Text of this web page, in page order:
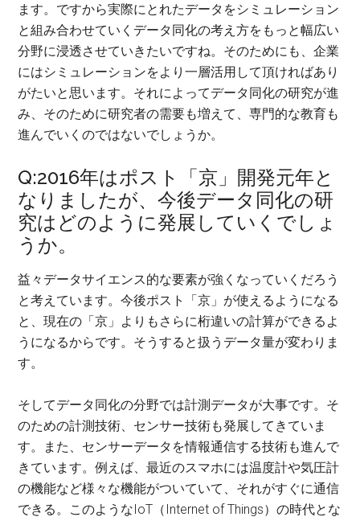
ます。ですから実際にとれたデータをシミュレーション
と組み合わせていくデータ同化の考え方をもっと幅広い
分野に浸透させていきたいですね。そのためにも、企業
にはシミュレーションをより一層活用して頂ければあり
がたいと思います。それによってデータ同化の研究が進
み、そのために研究者の需要も増えて、専門的な教育も
進んでいくのではないでしょうか。
Q:2016年はポスト「京」開発元年と
なりましたが、今後データ同化の研
究はどのように発展していくでしょ
うか。
益々データサイエンス的な要素が強くなっていくだろう
と考えています。今後ポスト「京」が使えるようになる
と、現在の「京」よりもさらに桁違いの計算ができるよ
うになるからです。そうすると扱うデータ量が変わりま
す。
そしてデータ同化の分野では計測データが大事です。そ
のための計測技術、センサー技術も発展してきていま
す。また、センサーデータを情報通信する技術も進んで
きています。例えば、最近のスマホには温度計や気圧計
の機能など様々な機能がついていて、それがすぐに通信
できる。このようなIoT（Internet of Things）の時代とな